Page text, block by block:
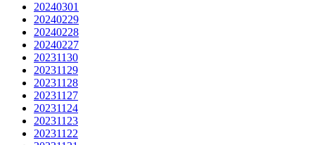
20240301
20240229
20240228
20240227
20231130
20231129
20231128
20231127
20231124
20231123
20231122